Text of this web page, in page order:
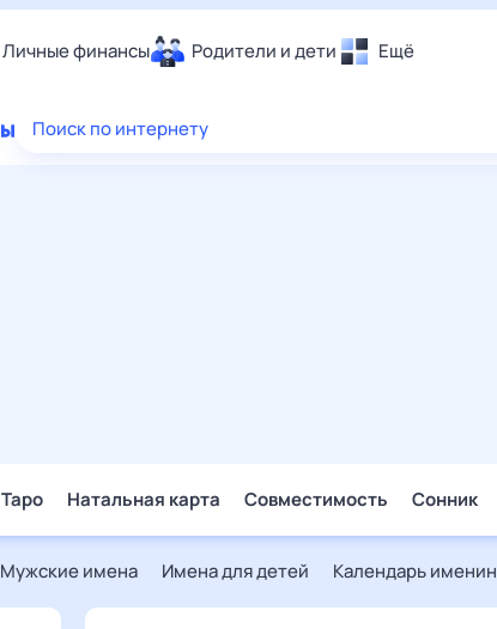
Личные финансы Родители и дети Ещё
Еда
Поиск по интернету
Таро Натальная карта Совместимость Сонник
Мужские имена Имена для детей Календарь именин